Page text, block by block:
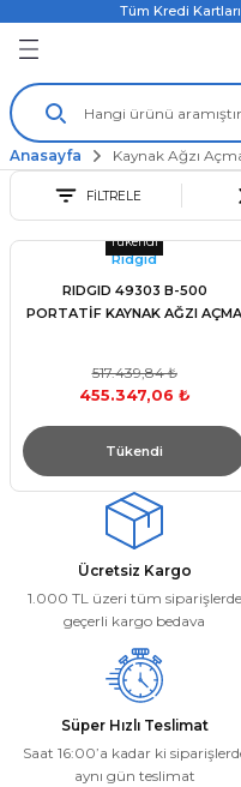
Tüm Kredi
Anasayfa Kaynak Ağzı
FİLTRELE
Tükendi
Rıdgıd
RIDGID 49303 B-500
PORTATİF KAYNAK AĞZI AÇMA
517.439,84 ₺
455.347,06 ₺
Tükendi
Ücretsiz Kargo
1.000 TL üzeri tüm siparişlerde
geçerli kargo bedava
Süper Hızlı Teslimat
Saat 16:00’a kadar ki
aynı gün teslimat